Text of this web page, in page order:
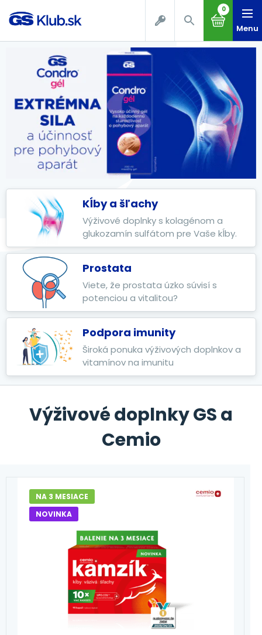
0
Menu
Kĺby a šľachy
Výživové doplnky s kolagénom a
glukozamín sulfátom pre Vaše kĺby.
Prostata
Viete, že prostata úzko súvisí s
potenciou a vitalitou?
Podpora imunity
Široká ponuka výživových doplnkov a
vitamínov na imunitu
Výživové doplnky GS a
Cemio
NA 3 MESIACE
NOVINKA